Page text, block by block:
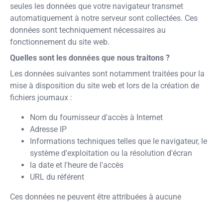
seules les données que votre navigateur transmet
automatiquement à notre serveur sont collectées. Ces
données sont techniquement nécessaires au
fonctionnement du site web.
Quelles sont les données que nous traitons ?
Les données suivantes sont notamment traitées pour la
mise à disposition du site web et lors de la création de
fichiers journaux :
Nom du fournisseur d'accès à Internet
Adresse IP
Informations techniques telles que le navigateur, le
système d'exploitation ou la résolution d'écran
la date et l'heure de l'accès
URL du référent
Ces données ne peuvent être attribuées à aucune